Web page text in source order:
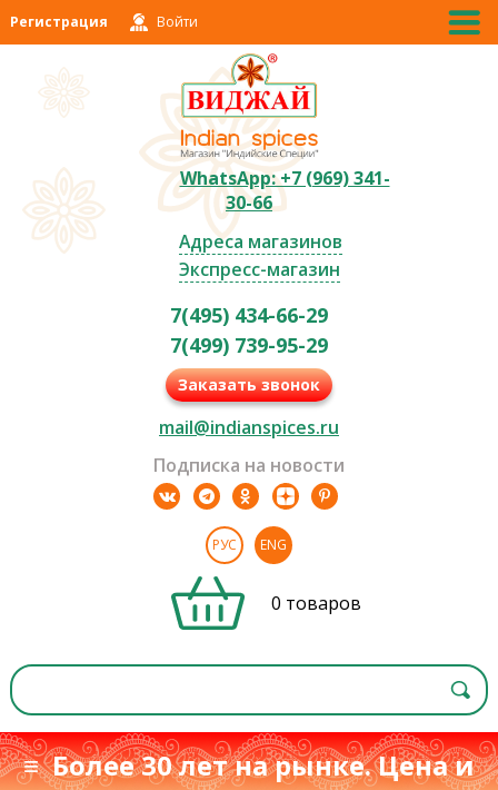
Регистрация Войти
WhatsApp: +7 (969) 341-
30-66
Адреса магазинов
Экспресс-магазин
7(495) 434-66-29
7(499) 739-95-29
Заказать звонок
mail@indianspices.ru
Подписка на новости
РУС ENG
0 товаров
≡ Более 30 лет на рынке. Цена и